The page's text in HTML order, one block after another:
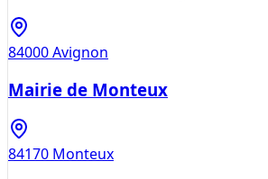
84000Avignon
Mairie de Monteux
84170 Monteux